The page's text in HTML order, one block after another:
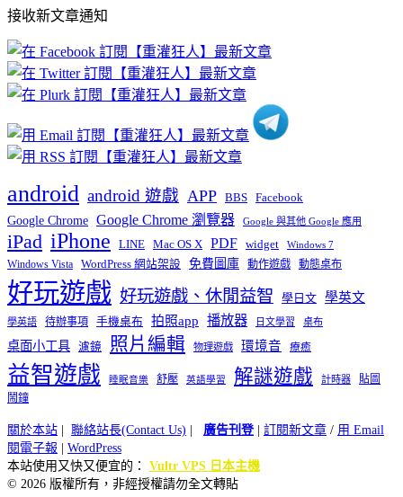
文
章
分
類
接收新文章通知
android android 遊戲 APP BBS Facebook
Google Chrome Google Chrome 瀏覽器 Google 與其他 Google 應用
iPad iPhone LINE Mac OS X PDF widget Windows 7
Windows Vista WordPress 網站架設 免費圖庫 動作遊戲 動態桌布
好玩遊戲 好玩遊戲、休閒益智 學日文 學英文
學英語 待辦事項 手機桌布 拍照app 播放器 日文學習 桌布
桌面小工具 濾鏡 照片編輯 物理遊戲 環境音 療癒
益智遊戲 睡眠音樂 舒壓 英語學習 解謎遊戲 計時器
貼圖
鬧鐘
關於本站 聯絡站長(Contact Us) 廣告刊登| 訂閱新文章 / 用 Email
閱電子報
WordPress
本站使用又快又便宜的： Vultr VPS 日本主機
© 2026 版權所有，非經授權請勿全文轉貼